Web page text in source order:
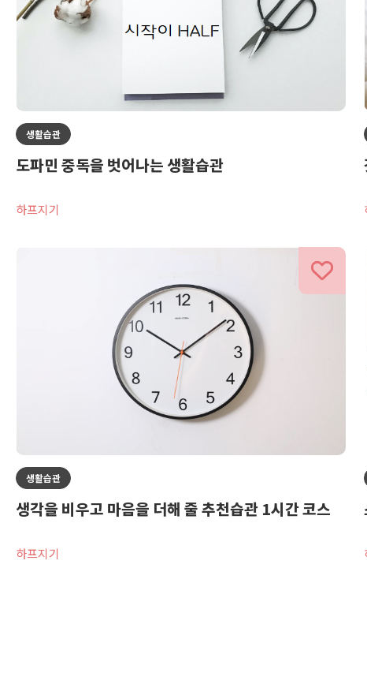
생활습관
도파민 중독을 벗어나는 생활습관
하프지기
생활습관
생각을 비우고 마음을 더해 줄 추천습관 1시간 코스
하프지기